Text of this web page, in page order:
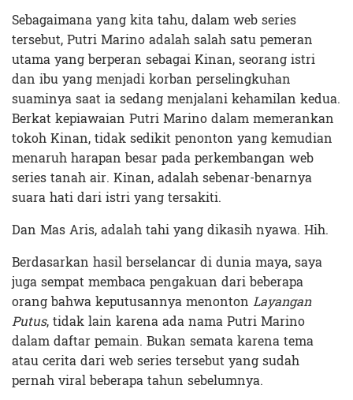
Sebagaimana yang kita tahu, dalam web series
tersebut, Putri Marino adalah salah satu pemeran
utama yang berperan sebagai Kinan, seorang istri
dan ibu yang menjadi korban perselingkuhan
suaminya saat ia sedang menjalani kehamilan kedua.
Berkat kepiawaian Putri Marino dalam memerankan
tokoh Kinan, tidak sedikit penonton yang kemudian
menaruh harapan besar pada perkembangan web
series tanah air. Kinan, adalah sebenar-benarnya
suara hati dari istri yang tersakiti.
Dan Mas Aris, adalah tahi yang dikasih nyawa. Hih.
Berdasarkan hasil berselancar di dunia maya, saya
juga sempat membaca pengakuan dari beberapa
orang bahwa keputusannya menonton Layangan
Putus, tidak lain karena ada nama Putri Marino
dalam daftar pemain. Bukan semata karena tema
atau cerita dari web series tersebut yang sudah
pernah viral beberapa tahun sebelumnya.